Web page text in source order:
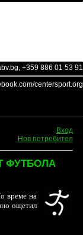
, +359 886 01 53 91
centersport.org
Вход
Нов потребител
ФУТБОЛА
време на
ощетил